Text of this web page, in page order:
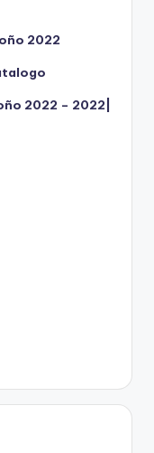
2022
2022 – 2022|